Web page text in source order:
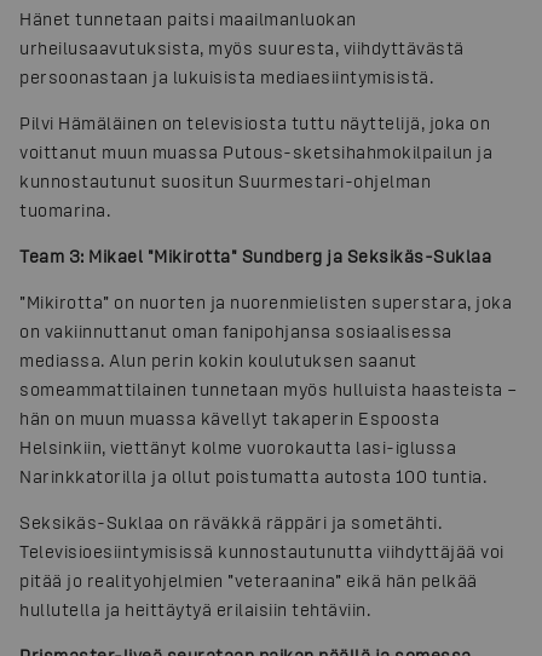
Hänet tunnetaan paitsi maailmanluokan
urheilusaavutuksista, myös suuresta, viihdyttävästä
persoonastaan ja lukuisista mediaesiintymisistä.
Pilvi Hämäläinen on televisiosta tuttu näyttelijä, joka on
voittanut muun muassa Putous-sketsihahmokilpailun ja
kunnostautunut suositun Suurmestari-ohjelman
tuomarina.
Team 3: Mikael "Mikirotta" Sundberg ja Seksikäs-Suklaa
”Mikirotta” on nuorten ja nuorenmielisten superstara, joka
on vakiinnuttanut oman fanipohjansa sosiaalisessa
mediassa. Alun perin kokin koulutuksen saanut
someammattilainen tunnetaan myös hulluista haasteista –
hän on muun muassa kävellyt takaperin Espoosta
Helsinkiin, viettänyt kolme vuorokautta lasi-iglussa
Narinkkatorilla ja ollut poistumatta autosta 100 tuntia.
Seksikäs-Suklaa on räväkkä räppäri ja sometähti.
Televisioesiintymisissä kunnostautunutta viihdyttäjää voi
pitää jo realityohjelmien ”veteraanina” eikä hän pelkää
hullutella ja heittäytyä erilaisiin tehtäviin.